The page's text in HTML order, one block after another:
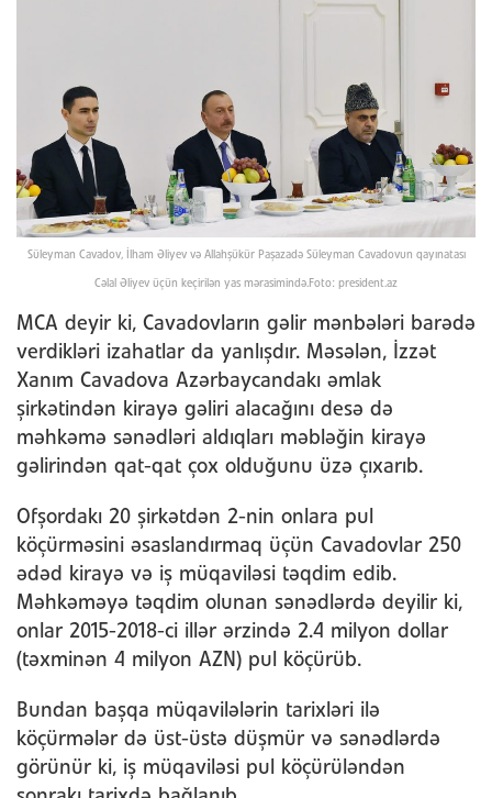
Süleyman Cavadov, İlham Əliyev və Allahşükür Paşazadə Süleyman Cavadovun qayınatası
Cəlal Əliyev üçün keçirilən yas mərasimində.Foto: president.az
MCA deyir ki, Cavadovların gəlir mənbələri barədə
verdikləri izahatlar da yanlışdır. Məsələn, İzzət
Xanım Cavadova Azərbaycandakı əmlak
şirkətindən kirayə gəliri alacağını desə də
məhkəmə sənədləri aldıqları məbləğin kirayə
gəlirindən qat-qat çox olduğunu üzə çıxarıb.
Ofşordakı 20 şirkətdən 2-nin onlara pul
köçürməsini əsaslandırmaq üçün Cavadovlar 250
ədəd kirayə və iş müqaviləsi təqdim edib.
Məhkəməyə təqdim olunan sənədlərdə deyilir ki,
onlar 2015-2018-ci illər ərzində 2.4 milyon dollar
(təxminən 4 milyon AZN) pul köçürüb.
Bundan başqa müqavilələrin tarixləri ilə
köçürmələr də üst-üstə düşmür və sənədlərdə
görünür ki, iş müqaviləsi pul köçürüləndən